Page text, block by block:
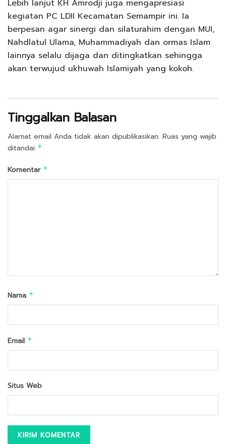
Lebih lanjut KH Amrodji juga mengapresiasi
kegiatan PC LDII Kecamatan Semampir ini. Ia
berpesan agar sinergi dan silaturahim dengan MUI,
Nahdlatul Ulama, Muhammadiyah dan ormas Islam
lainnya selalu dijaga dan ditingkatkan sehingga
akan terwujud ukhuwah Islamiyah yang kokoh.
Tinggalkan Balasan
Alamat email Anda tidak akan dipublikasikan. Ruas yang wajib
ditandai *
Komentar *
Nama *
Email *
Situs Web